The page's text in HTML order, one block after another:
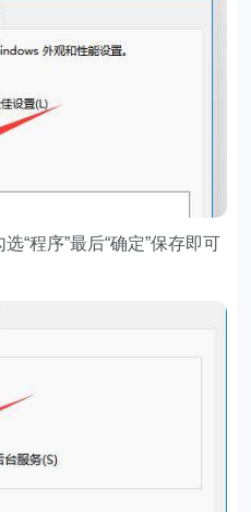
程序”最后“确定”保存即可